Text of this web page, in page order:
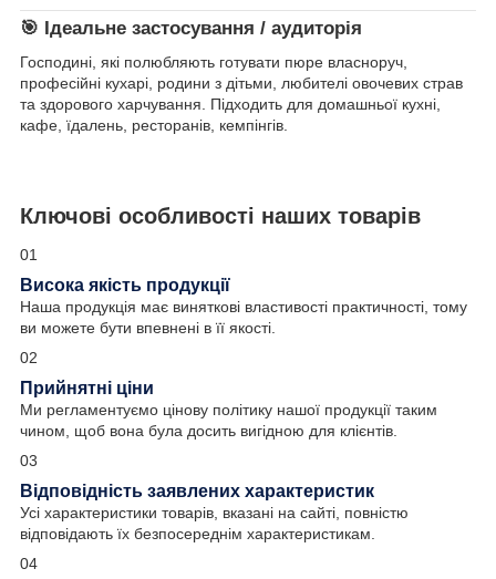
🎯 Ідеальне застосування / аудиторія
Господині, які полюбляють готувати пюре власноруч,
професійні кухарі, родини з дітьми, любителі овочевих страв
та здорового харчування. Підходить для домашньої кухні,
кафе, їдалень, ресторанів, кемпінгів.
Ключові особливості наших товарів
01
Висока якість продукції
Наша продукція має виняткові властивості практичності, тому
ви можете бути впевнені в її якості.
02
Прийнятні ціни
Ми регламентуємо цінову політику нашої продукції таким
чином, щоб вона була досить вигідною для клієнтів.
03
Відповідність заявлених характеристик
Усі характеристики товарів, вказані на сайті, повністю
відповідають їх безпосереднім характеристикам.
04